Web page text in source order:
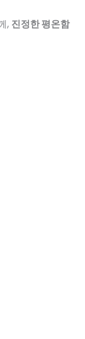
, 진정한 평온함